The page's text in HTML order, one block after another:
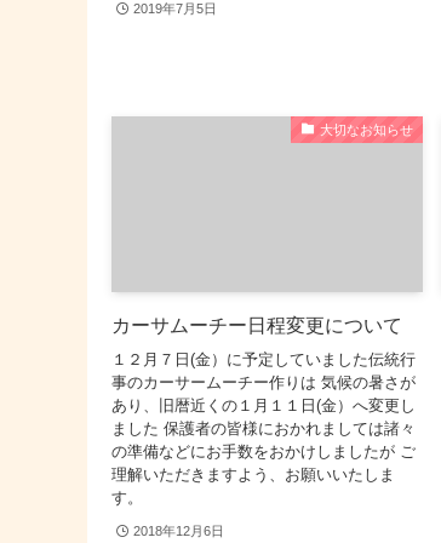
2019年7月5日
大切なお知らせ
カーサムーチー日程変更について
１２月７日(金）に予定していました伝統行
事のカーサームーチー作りは 気候の暑さが
あり、旧暦近くの１月１１日(金）へ変更し
ました 保護者の皆様におかれましては諸々
の準備などにお手数をおかけしましたが ご
理解いただきますよう、お願いいたしま
す。
2018年12月6日